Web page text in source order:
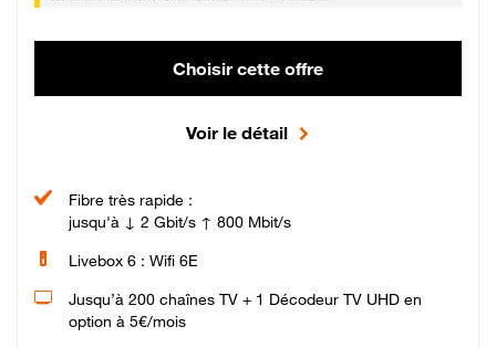
Choisir cette offre
Voir le détail
Fibre très rapide :
jusqu'à ↓ 2 Gbit/s ↑ 800 Mbit/s
Livebox 6 : Wifi 6E
Jusqu’à 200 chaînes TV + 1 Décodeur TV UHD en
option à 5€/mois